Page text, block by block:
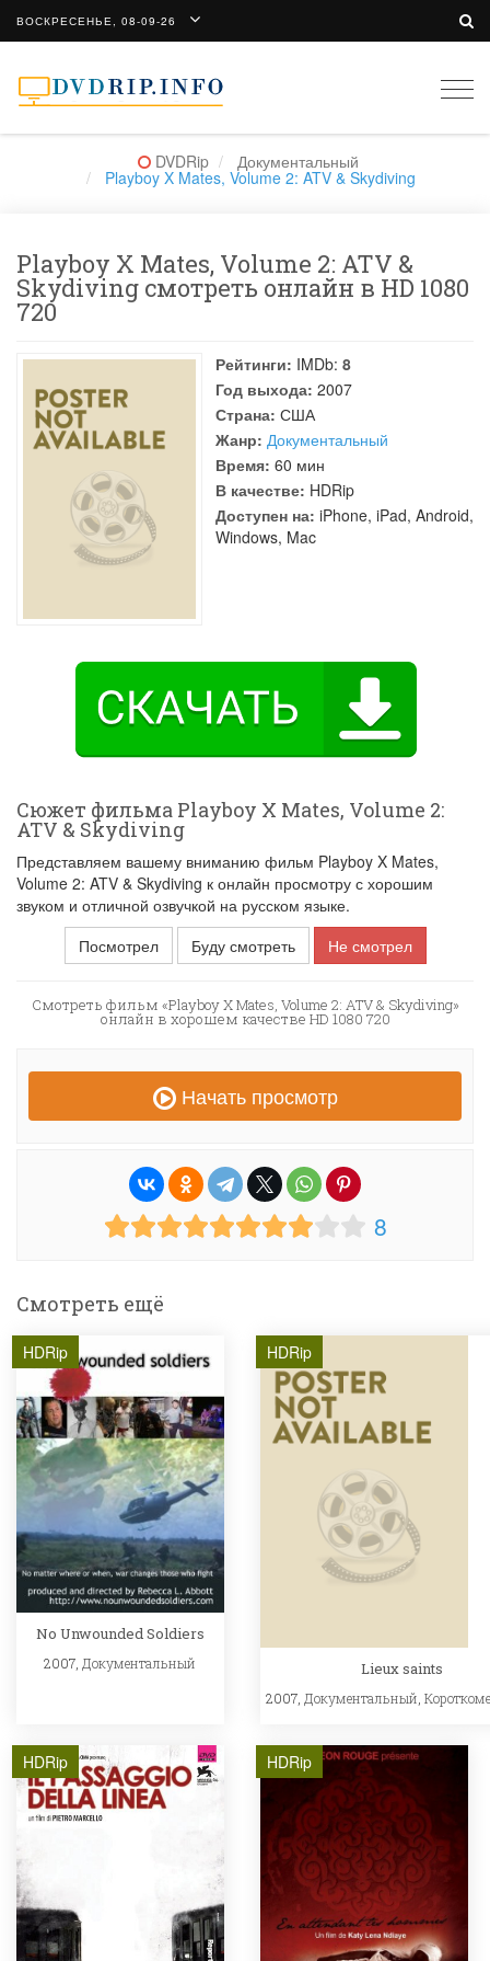
ВОСКРЕСЕНЬЕ, 08-09-26
DVDRip Документальный
Playboy X Mates, Volume 2: ATV & Skydiving
Playboy X Mates, Volume 2: ATV &
Skydiving смотреть онлайн в HD 1080
720
Рейтинги: IMDb: 8
Год выхода: 2007
Страна: США
Жанр: Документальный
Время: 60 мин
В качестве: HDRip
Доступен на: iPhone, iPad, Android,
Windows, Mac
Сюжет фильма Playboy X Mates, Volume 2:
ATV & Skydiving
Представляем вашему вниманию фильм Playboy X Mates,
Volume 2: ATV & Skydiving к онлайн просмотру с хорошим
звуком и отличной озвучкой на русском языке.
Посмотрел
Буду смотреть Не смотрел
Смотреть фильм «Playboy X Mates, Volume 2: ATV & Skydiving»
онлайн в хорошем качестве HD 1080 720
Начать просмотр
8
Смотреть ещё
HDRip
No Unwounded Soldiers
2007, Документальный
HDRip
Lieux saints
2007, Документальный ,
HDRip HDRip